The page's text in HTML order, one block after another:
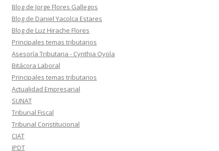
Blog de Jorge Flores Gallegos
Blog de Daniel Yacolca Estares
Blog de Luz Hirache Flores
Principales temas tributarios
Asesoría Tributaria - Cynthia Oyola
Bitácora Laboral
Principales temas tributarios
Actualidad Empresarial
SUNAT
Tribunal Fiscal
Tribunal Constitucional
CIAT
IPDT